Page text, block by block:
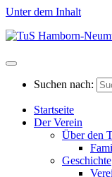
Unter dem Inhalt
Suchen nach:
Startseite
Der Verein
Über den
Geschichte